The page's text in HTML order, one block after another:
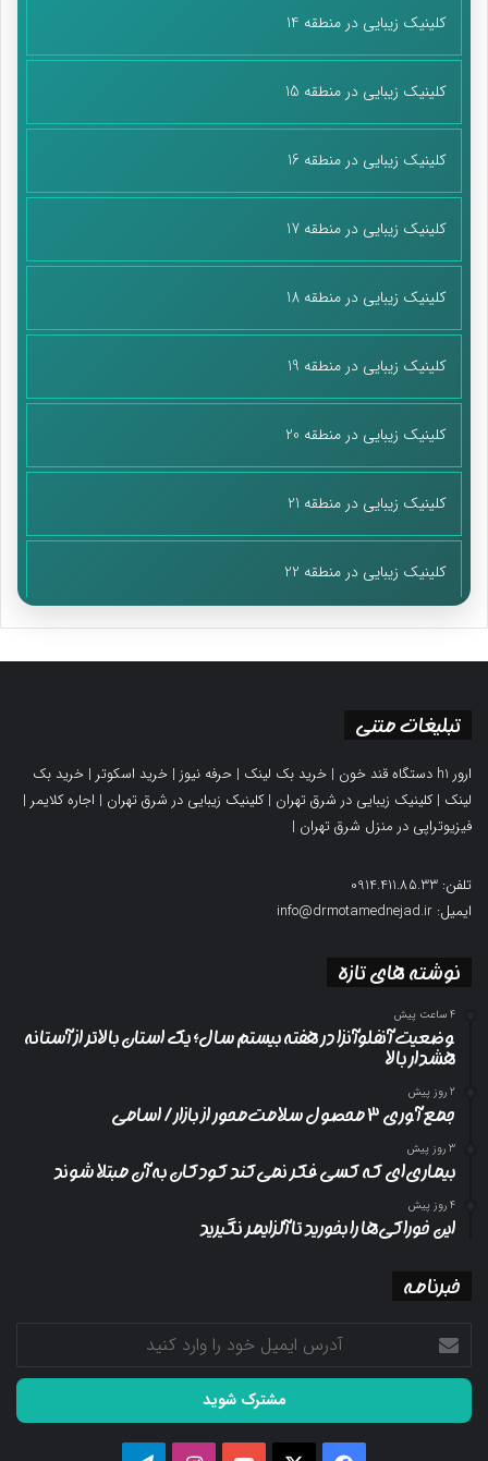
کلینیک زیبایی در منطقه 14
کلینیک زیبایی در منطقه 15
کلینیک زیبایی در منطقه 16
کلینیک زیبایی در منطقه 17
کلینیک زیبایی در منطقه 18
کلینیک زیبایی در منطقه 19
کلینیک زیبایی در منطقه 20
کلینیک زیبایی در منطقه 21
کلینیک زیبایی در منطقه 22
تبلیغات متنی
ارور h1 دستگاه قند خون | خرید بک لینک | حرفه نیوز | خرید اسکوتر | خرید بک
لینک |کلینیک زیبایی در شرق تهران |کلینیک زیبایی در شرق تهران | اجاره کلایمر |
فیزیوتراپی در منزل شرق تهران |
تلفن: 0914.411.85.33
ایمیل: info@drmotamednejad.ir
نوشته های تازه
4 ساعت پیش
وضعیت آنفلوآنزا در هفته بیستم سال؛ یک استان بالاتر از آستانه
هشدار بالا
2 روز پیش
جمع آوری ۳ محصول سلامت‌محور از بازار/ اسامی
3 روز پیش
بیماری‌ای که کسی فکر نمی‌کند کودکان به آن مبتلا شوند
4 روز پیش
این خوراکی‌ها را بخورید تا آلزایمر نگیرید
خبرنامه
آدرس
ایمیل
خود
وارد